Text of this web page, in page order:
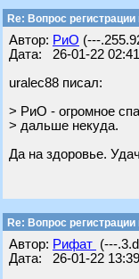
Re: Вопрос
Автор: РиО (---
Дата: 26-01-22 02:41
uralec88 писал:
> РиО - огромное
> дальше некуда.
Да на здоровье.
Re: Вопрос
Автор: Рифат (---
Дата: 26-01-22 13:39